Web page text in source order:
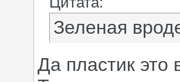
Зеленая
Да пластик это